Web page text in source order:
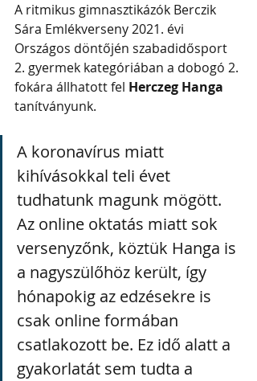
A ritmikus gimnasztikázók Berczik
Sára Emlékverseny 2021. évi
Országos döntőjén szabadidősport
2. gyermek kategóriában a dobogó 2.
fokára állhatott fel Herczeg Hanga
tanítványunk.
A koronavírus miatt
kihívásokkal teli évet
tudhatunk magunk mögött.
Az online oktatás miatt sok
versenyzőnk, köztük Hanga is
a nagyszülőhöz került, így
hónapokig az edzésekre is
csak online formában
csatlakozott be. Ez idő alatt a
gyakorlatát sem tudta a